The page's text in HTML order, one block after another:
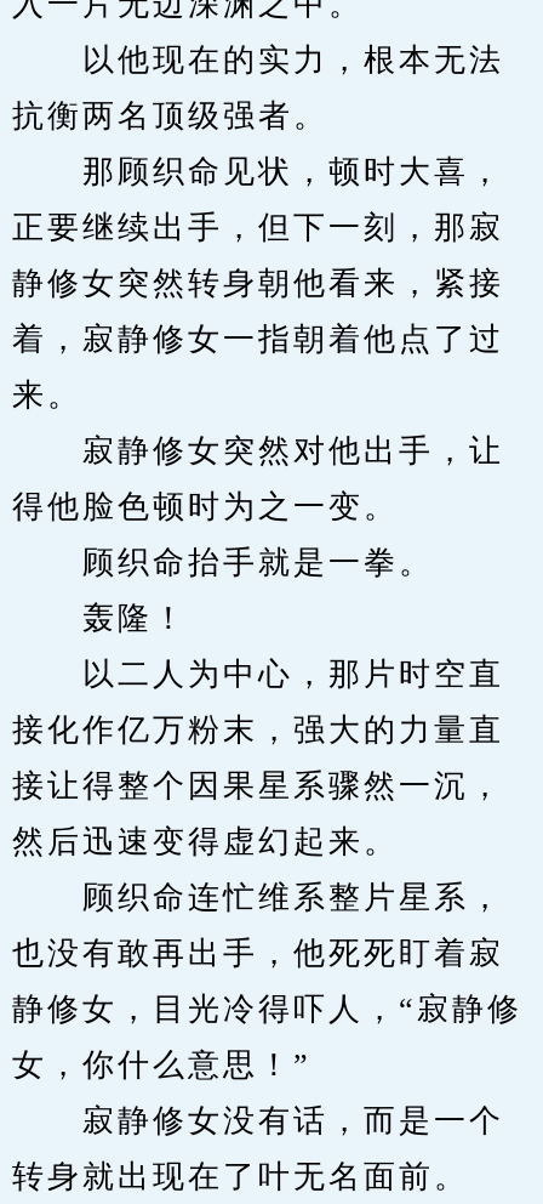
以他现在的实力，根本无法
抗衡两名顶级强者。
那顾织命见状，顿时大喜，
正要继续出手，但下一刻，那寂
静修女突然转身朝他看来，紧接
着，寂静修女一指朝着他点了过
来。
寂静修女突然对他出手，让
得他脸色顿时为之一变。
顾织命抬手就是一拳。
轰隆！
以二人为中心，那片时空直
接化作亿万粉末，强大的力量直
接让得整个因果星系骤然一沉，
然后迅速变得虚幻起来。
顾织命连忙维系整片星系，
也没有敢再出手，他死死盯着寂
静修女，目光冷得吓人，“寂静修
女，你什么意思！”
寂静修女没有话，而是一个
转身就出现在了叶无名面前。